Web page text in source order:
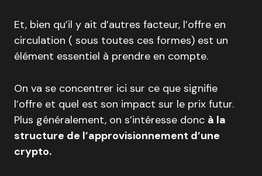
Et, bien qu’il y ait d’autres facteur, l’offre en
circulation ( sous toutes ces formes) est un
élément essentiel à prendre en compte.
On va se concentrer ici sur ce que signifie
l’offre et quel est son impact sur le prix futur.
Plus généralement, on s’intéresse donc à la
structure de l’approvisionnement d’une
crypto.